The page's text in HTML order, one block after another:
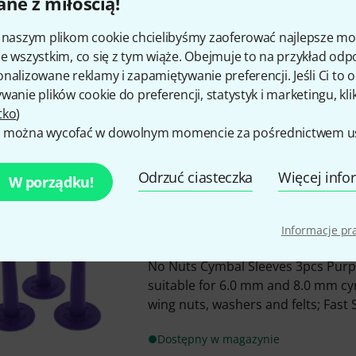
naszym plikom cookie chcielibyśmy zaoferować najlepsze
wszystkim, co się z tym wiąże. Obejmuje to na przykład
reklamy i zapamiętywanie preferencji. Jeśli Ci to
plików cookie do preferencji, statystyk i marketingu,
)
można wycofać w dowolnym momencie za pośrednictwem
W porządku! Odrzuć ciasteczka Więcej
Informacje
5
Suitable for attaching the
cymbal sleeves
The rings can be used for
Delivery quantity: 6 pieces
Cymbal Sleeves 3pcs
No Nuts Cymbal Sleeves 3pcs
suitable for 6.0 mm and 8.0 mm
wing nuts, washers and felts; Fast
Dostępny w magazynie